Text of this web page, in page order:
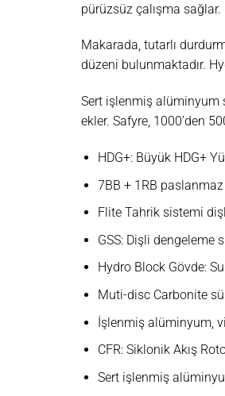
pürüzsüz çalışma sağlar.
Makarada, tutarlı
düzeni bulunmaktadır.
Sert işlenmiş alüminyum
ekler. Safyre, 1000’den
HDG+: Büyük HDG+
7BB + 1RB
Flite Tahrik sistemi
GSS: Dişli dengeleme
Hydro Block Gövde:
Muti-disc Carbonite
İşlenmiş alüminyum,
CFR: Siklonik Akış
Sert işlenmiş